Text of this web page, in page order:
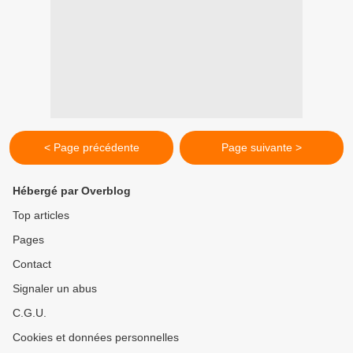
< Page précédente Page suivante >
Hébergé par Overblog
Top articles
Pages
Contact
Signaler un abus
C.G.U.
Cookies et données personnelles